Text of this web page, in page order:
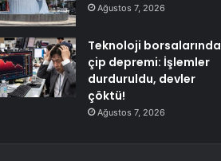
Ağustos 7, 2026
Teknoloji borsalarında
çip depremi: İşlemler
durduruldu, devler
çöktü!
Ağustos 7, 2026